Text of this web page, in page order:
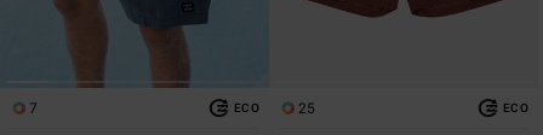
7 ECO 25 ECO